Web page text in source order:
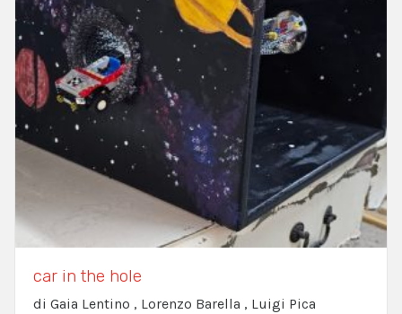
car in the hole
di Gaia Lentino , Lorenzo Barella , Luigi Pica